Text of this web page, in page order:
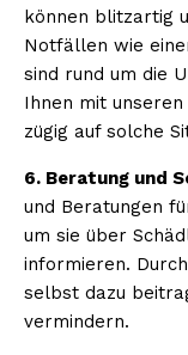
können blitzartig
Notfällen wie
sind rund um die
Ihnen mit
zügig auf solche
6. Beratung und
und Beratungen
um sie über
informieren.
selbst dazu
vermindern.